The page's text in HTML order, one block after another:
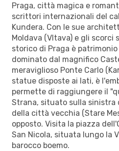
Praga, città magica e
scrittori internazionali del
Kundera. Con le sue
Moldava (Vltava) e gli scorci
storico di Praga è patrimonio
dominato dal magnifico
meraviglioso Ponte Carlo
statue disposte ai lati, è
permette di raggiungere il
Strana, situato sulla sinistra
della città vecchia (Stare
opposto. Visita la piazza
San Nicola, situata lungo la
barocco boemo.